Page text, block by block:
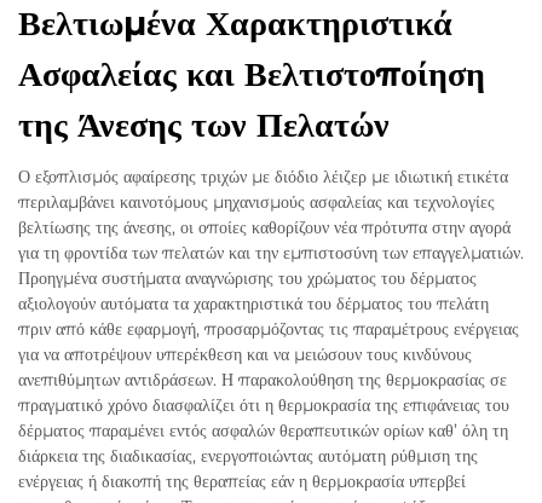
Βελτιωμένα Χαρακτηριστικά
Ασφαλείας και Βελτιστοποίηση
της Άνεσης των Πελατών
Ο εξοπλισμός αφαίρεσης τριχών με διόδιο λέιζερ με ιδιωτική ετικέτα
περιλαμβάνει καινοτόμους μηχανισμούς ασφαλείας και τεχνολογίες
βελτίωσης της άνεσης, οι οποίες καθορίζουν νέα πρότυπα στην αγορά
για τη φροντίδα των πελατών και την εμπιστοσύνη των επαγγελματιών.
Προηγμένα συστήματα αναγνώρισης του χρώματος του δέρματος
αξιολογούν αυτόματα τα χαρακτηριστικά του δέρματος του πελάτη
πριν από κάθε εφαρμογή, προσαρμόζοντας τις παραμέτρους ενέργειας
για να αποτρέψουν υπερέκθεση και να μειώσουν τους κινδύνους
ανεπιθύμητων αντιδράσεων. Η παρακολούθηση της θερμοκρασίας σε
πραγματικό χρόνο διασφαλίζει ότι η θερμοκρασία της επιφάνειας του
δέρματος παραμένει εντός ασφαλών θεραπευτικών ορίων καθ’ όλη τη
διάρκεια της διαδικασίας, ενεργοποιώντας αυτόματη ρύθμιση της
ενέργειας ή διακοπή της θεραπείας εάν η θερμοκρασία υπερβεί